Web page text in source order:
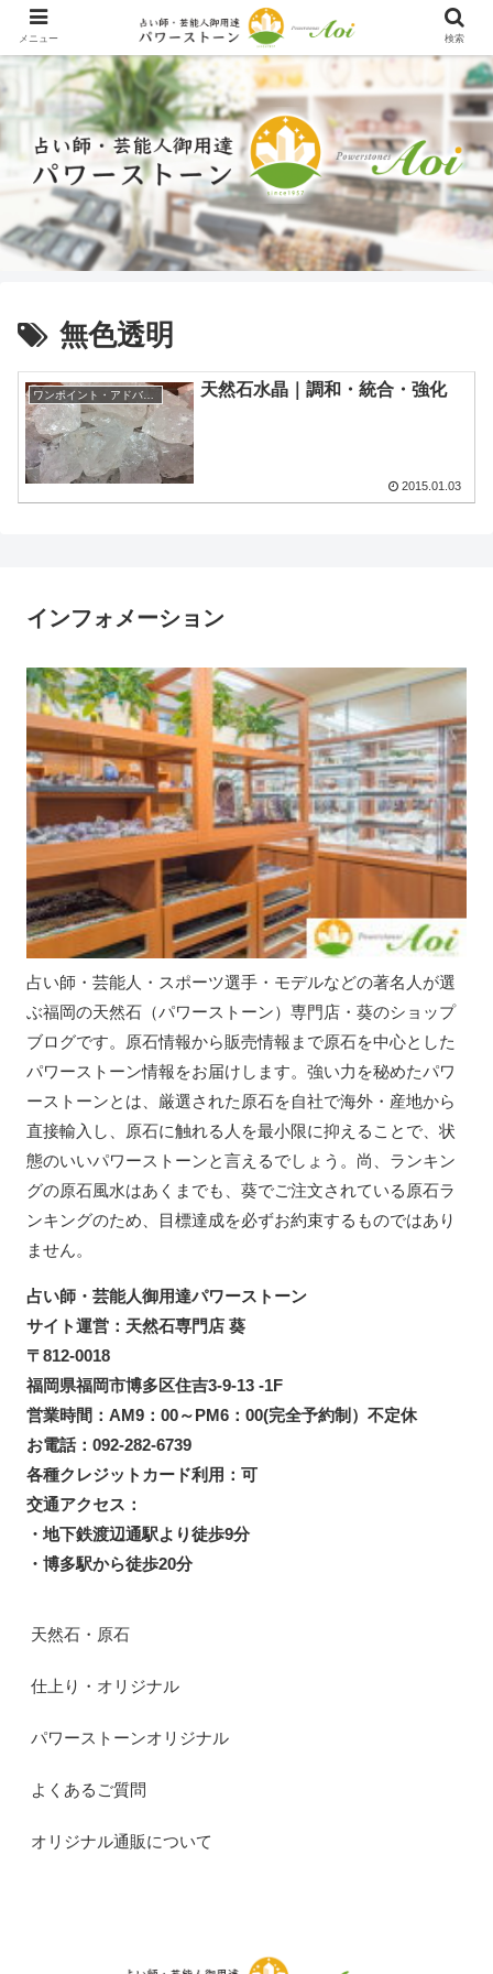
無色透明
ワンポイント・アドバイス 天然石水晶｜調和・統合・強化
2015.01.03
インフォメーション
占い師・芸能人・スポーツ選手・モデルなどの著名人が選
ぶ福岡の天然石（パワーストーン）専門店・葵のショップ
ブログです。原石情報から販売情報まで原石を中心とした
パワーストーン情報をお届けします。強い力を秘めたパワ
ーストーンとは、厳選された原石を自社で海外・産地から
直接輸入し、原石に触れる人を最小限に抑えることで、状
態のいいパワーストーンと言えるでしょう。尚、ランキン
グの原石風水はあくまでも、葵でご注文されている原石ラ
ンキングのため、目標達成を必ずお約束するものではあり
ません。
占い師・芸能人御用達パワーストーン
サイト運営：天然石専門店 葵
〒812-0018
福岡県福岡市博多区住吉3-9-13 -1F
営業時間：AM9：00～PM6：00(完全予約制）不定休
お電話：092-282-6739
各種クレジットカード利用：可
交通アクセス：
・地下鉄渡辺通駅より徒歩9分
・博多駅から徒歩20分
天然石・原石
仕上り・オリジナル
パワーストーンオリジナル
よくあるご質問
オリジナル通販について
メニュー 検索